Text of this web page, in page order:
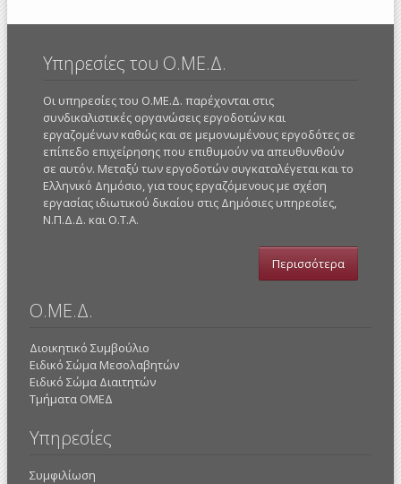
Υπηρεσίες του Ο.ΜΕ.Δ.
Οι υπηρεσίες του Ο.ΜΕ.Δ. παρέχονται στις
συνδικαλιστικές οργανώσεις εργοδοτών και
εργαζομένων καθώς και σε μεμονωμένους εργοδότες σε
επίπεδο επιχείρησης που επιθυμούν να απευθυνθούν
σε αυτόν. Μεταξύ των εργοδοτών συγκαταλέγεται και το
Ελληνικό Δημόσιο, για τους εργαζόμενους με σχέση
εργασίας ιδιωτικού δικαίου στις Δημόσιες υπηρεσίες,
Ν.Π.Δ.Δ. και Ο.Τ.Α.
Περισσότερα
Ο.ΜΕ.Δ.
Διοικητικό Συμβούλιο
Ειδικό Σώμα Μεσολαβητών
Ειδικό Σώμα Διαιτητών
Τμήματα ΟΜΕΔ
Υπηρεσίες
Συμφιλίωση